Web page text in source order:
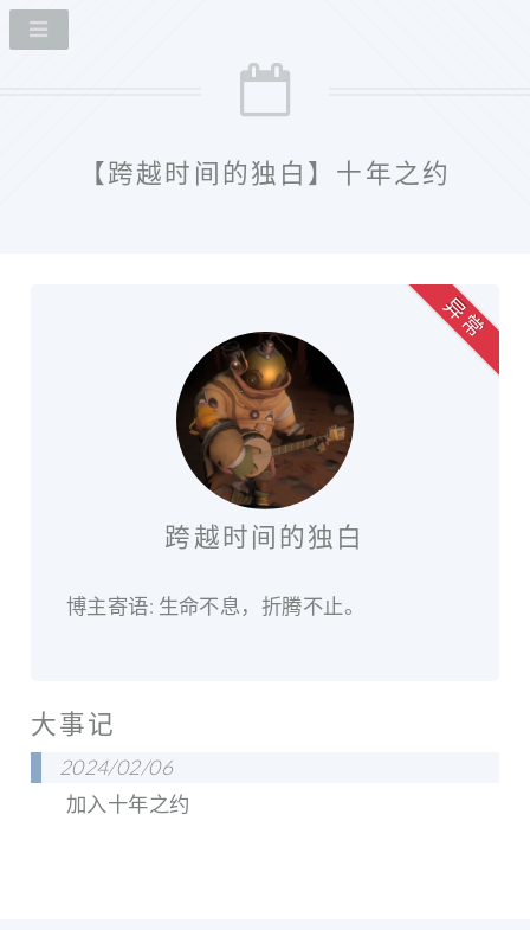
【跨越时间的独白】十年之约
跨越时间的独白
博主寄语: 生命不息，折腾不止。
异 常
大事记
2024/02/06
加入十年之约